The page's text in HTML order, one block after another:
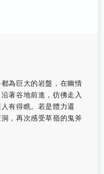
為巨大的岩盤，在幽情
著谷地前進，彷彿走入
有得瞧。若是體力還
，再次感受草嶺的鬼斧